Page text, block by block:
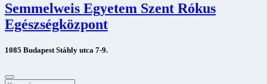
Semmelweis Egyetem Szent Rókus
Egészségközpont
1085 Budapest Stáhly utca 7-9.